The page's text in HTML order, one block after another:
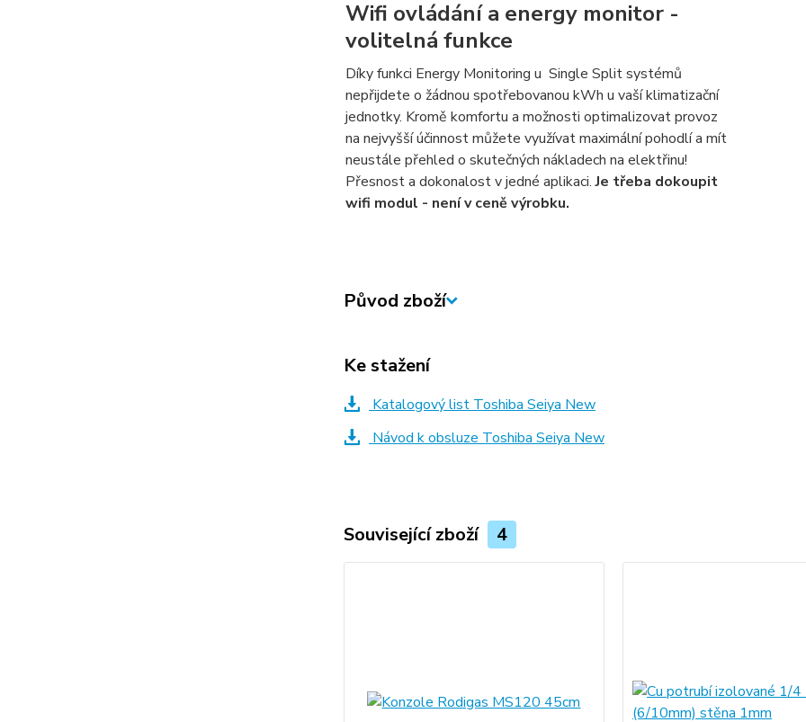
Wifi ovládání a energy monitor -
volitelná funkce
Díky funkci Energy Monitoring u Single Split systémů
nepřijdete o žádnou spotřebovanou kWh u vaší klimatizační
jednotky. Kromě komfortu a možnosti optimalizovat provoz
na nejvyšší účinnost můžete využívat maximální pohodlí a mít
neustále přehled o skutečných nákladech na elektřinu!
Přesnost a dokonalost v jedné aplikaci.Je třeba dokoupit
wifi modul - není v ceně výrobku.
Původ zboží
Ke stažení
Katalogový list Toshiba Seiya New
Návod k obsluze Toshiba Seiya New
Související zboží 4